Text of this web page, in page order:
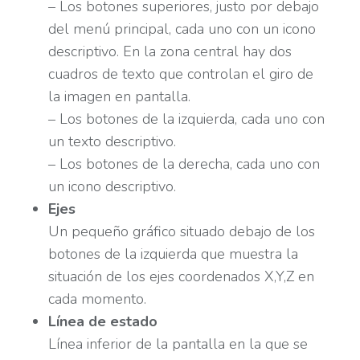
– Los botones superiores, justo por debajo
del menú principal, cada uno con un icono
descriptivo. En la zona central hay dos
cuadros de texto que controlan el giro de
la imagen en pantalla.
– Los botones de la izquierda, cada uno con
un texto descriptivo.
– Los botones de la derecha, cada uno con
un icono descriptivo.
Ejes
Un pequeño gráfico situado debajo de los
botones de la izquierda que muestra la
situación de los ejes coordenados X,Y,Z en
cada momento.
Línea de estado
Línea inferior de la pantalla en la que se